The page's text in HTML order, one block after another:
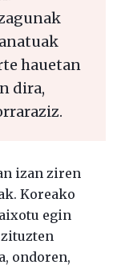
hauetan
dira,
izan ziren
Koreako
egin
ondoren,